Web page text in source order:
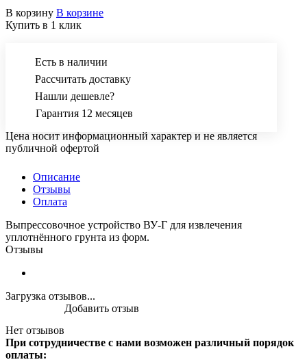
В корзину В корзине
Купить в 1 клик
Есть в наличии
Рассчитать доставку
Нашли дешевле?
Гарантия 12 месяцев
Цена носит информационный характер и не является
публичной офертой
Описание
Отзывы
Оплата
Выпрессовочное устройство ВУ-Г для извлечения
уплотнённого грунта из форм.
Отзывы
Загрузка отзывов...
Нет отзывов
Добавить отзыв
При сотрудничестве с нами возможен различный порядок
оплаты: